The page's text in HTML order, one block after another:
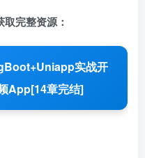
完整资源：
实战开
App[14章完结]